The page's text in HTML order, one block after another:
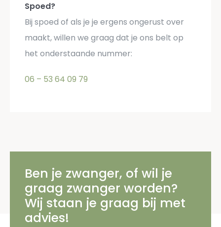
Spoed?
Bij spoed of als je je ergens ongerust over
maakt, willen we graag dat je ons belt op
het onderstaande nummer:
06 – 53 64 09 79
Ben je zwanger, of wil je
graag zwanger worden?
Wij staan je graag bij met
advies!